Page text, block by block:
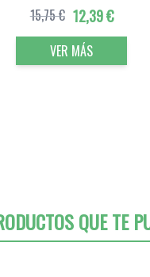
12,39 €
15,75 €
VER MÁS
QUE TE